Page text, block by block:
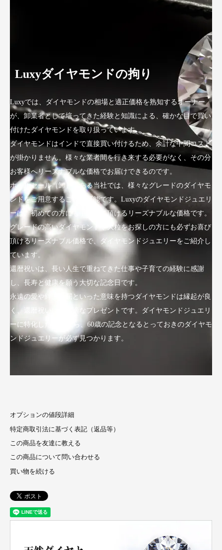
Luxyダイヤモンドの拘り
Luxyでは、ダイヤモンドの相場と適正価格を熟知するオーナー
が、卸業者として培ってきた経験と知識による、確かな目で買い
付けたダイヤモンドを取り扱っています。
ダイヤモンドはインドで直接買い付けるため、余計な中間コスト
が掛かりません。様々な業者間を行き来する必要がなく、その分
お客様へリーズナブルな価格でお届けできるのです。
ホールセール（卸）である当社では、様々なグレードのダイヤモ
ンドをご用意することが可能です。Luxyのダイヤモンドジュエリ
ーは、初めての方にも手にして頂けるリーズナブルな価格です。
グレードの高いダイヤモンドや大粒をお探しの方にも必ずお喜び
頂けるリーズナブル価格で、ダイヤモンドジュエリーをご紹介し
ています。
還暦祝いは、長い人生で重ねてきた仕事や子育ての経験に感謝
し、長寿と健康を願う大切な記念日です。
永遠の愛や絆、不屈といった意味を持つダイヤモンドは縁起が良
く、還暦祝いにも最適なプレゼントです。ダイヤモンドジュエリ
ーに特化したLuxyなら、60歳の記念となるとっておきのダイヤモ
ンドジュエリーが必ず見つかります。
オプションの値段詳細
特定商取引法に基づく表記（返品等）
この商品を友達に教える
この商品について問い合わせる
買い物を続ける